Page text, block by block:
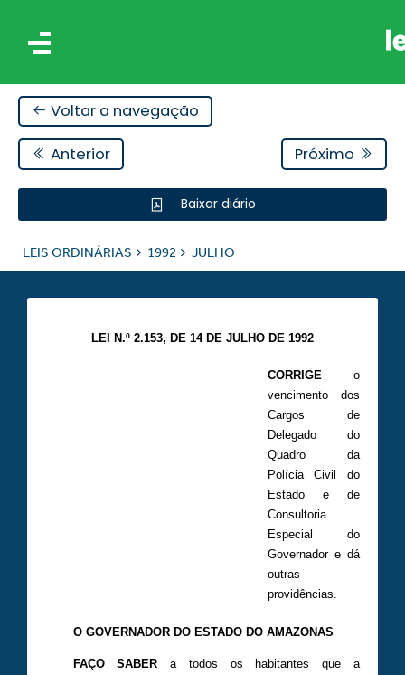
Voltar a navegação
Anterior Próximo
Baixar diário
LEIS ORDINÁRIAS 1992 JULHO
LEI N.º 2.153, DE 14 DE JULHO DE 1992
CORRIGEo
vencimento dos
Cargos de
Delegado do
Quadro da
Polícia Civil do
Estado e de
Consultoria
Especial do
Governador e dá
outras
providências.
O GOVERNADOR DO ESTADO DO AMAZONAS
FAÇO SABERa todos os habitantes que a